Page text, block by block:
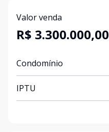
Valor venda
R$ 3.300.000,00
Condomínio
IPTU